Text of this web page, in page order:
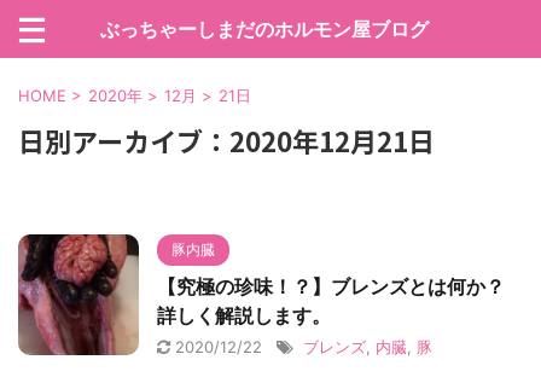
ぶっちゃーしまだのホルモン屋ブログ
HOME > 2020年 > 12月 > 21日
日別アーカイブ：2020年12月21日
豚内臓
【究極の珍味！？】ブレンズとは何か？
詳しく解説します。
2020/12/22 ブレンズ 内臓 豚